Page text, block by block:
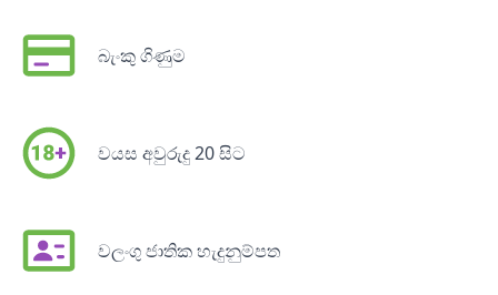
බැංකු ගිණුම
වයස අවුරුදු 20 සිට
වලංගු ජාතික හැදුනුම්පත